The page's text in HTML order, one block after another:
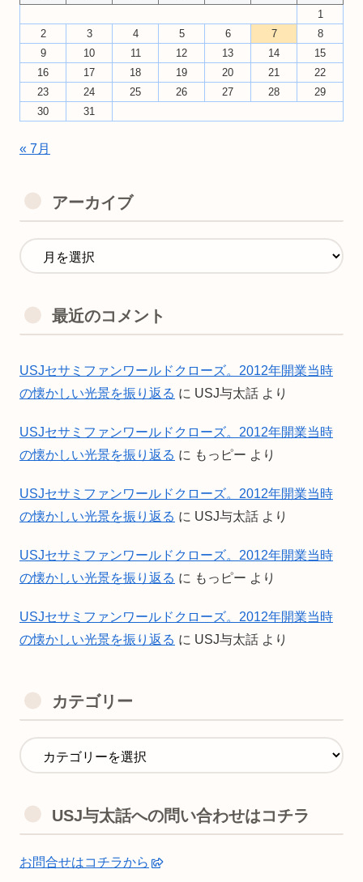
1
2
3 4 5 6 7
8
9
10 11 12 13 14
15
16
17 18 19 20 21
22
23
24 25 26 27 28
29
30
31
« 7月
アーカイブ
最近のコメント
USJセサミファンワールドクローズ。2012年開業当時
の懐かしい光景を振り返る に USJ与太話 より
USJセサミファンワールドクローズ。2012年開業当時
の懐かしい光景を振り返る に もっピー より
USJセサミファンワールドクローズ。2012年開業当時
の懐かしい光景を振り返る に USJ与太話 より
USJセサミファンワールドクローズ。2012年開業当時
の懐かしい光景を振り返る に もっピー より
USJセサミファンワールドクローズ。2012年開業当時
の懐かしい光景を振り返る に USJ与太話 より
カテゴリー
USJ与太話への問い合わせはコチラ
お問合せはコチラから